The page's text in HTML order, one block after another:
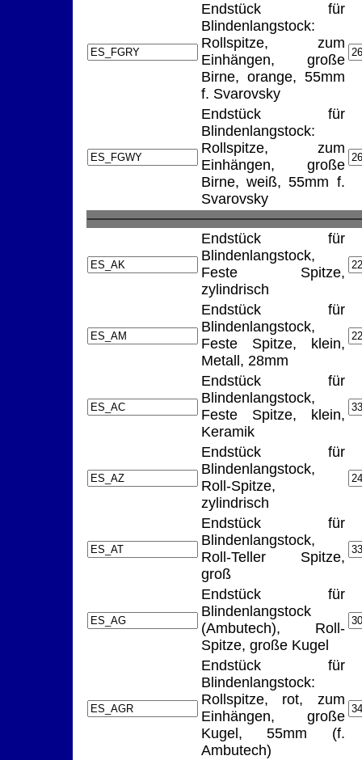
Endstück für
Blindenlangstock:
Rollspitze, zum
Einhängen, große
Birne, orange, 55mm
f. Svarovsky
Endstück für
Blindenlangstock:
Rollspitze, zum
Einhängen, große
Birne, weiß, 55mm f.
Svarovsky
Endstück für
Blindenlangstock,
Feste Spitze,
zylindrisch
Endstück für
Blindenlangstock,
Feste Spitze, klein,
Metall, 28mm
Endstück für
Blindenlangstock,
Feste Spitze, klein,
Keramik
Endstück für
Blindenlangstock,
Roll-Spitze,
zylindrisch
Endstück für
Blindenlangstock,
Roll-Teller Spitze,
groß
Endstück für
Blindenlangstock
(Ambutech), Roll-
Spitze, große Kugel
Endstück für
Blindenlangstock:
Rollspitze, rot, zum
Einhängen, große
Kugel, 55mm (f.
Ambutech)